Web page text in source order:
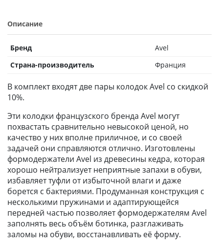
Описание
Бренд
Avel
Страна-производитель
Франция
В комплект входят две пары колодок Avel со скидкой
10%.
Эти колодки французского бренда Avel могут
похвастать сравнительно невысокой ценой, но
качество у них вполне приличное, и со своей
задачей они справляются отлично. Изготовлены
формодержатели Avel из древесины кедра, которая
хорошо нейтрализует неприятные запахи в обуви,
избавляет туфли от избыточной влаги и даже
борется с бактериями. Продуманная конструкция с
несколькими пружинами и адаптирующейся
передней частью позволяет формодержателям Avel
заполнять весь объём ботинка, разглаживать
заломы на обуви, восстанавливать её форму.